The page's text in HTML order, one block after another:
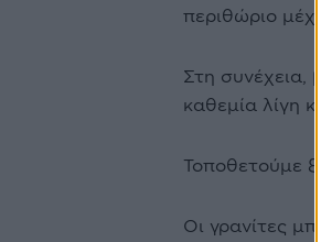
περιθώριο
Στη συνέχεια,
καθεμία λίγη
Τοποθετούμε
Οι γρανίτες